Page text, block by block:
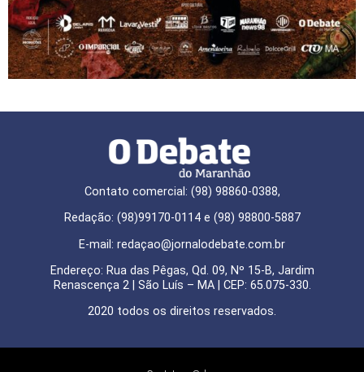
Contato comercial: (98) 98860-0388,
Redação: (98)99170-0114 e (98) 98800-5887
E-mail: redaçao@jornalodebate.com.br
Endereço: Rua das Pêgas, Qd. 09, Nº 15-B, Jardim
Renascença 2 | São Luís – MA | CEP: 65.075-330.
2020 todos os direitos reservados.